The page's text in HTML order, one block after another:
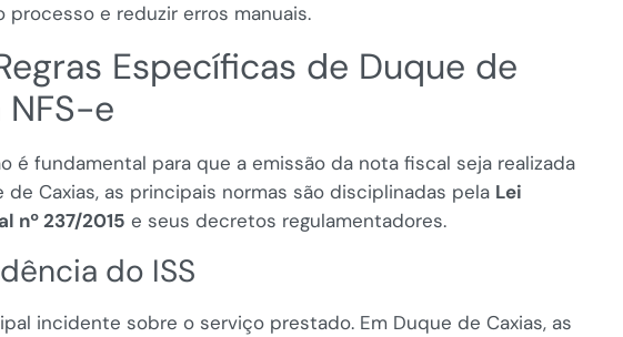
e reduzir erros manuais.
Específicas de Duque de
NFS-e
é fundamental para que a emissão da nota fiscal seja realizada
Caxias, as principais normas são disciplinadas pela Lei
nº 237/2015 e seus decretos regulamentadores.
do ISS
incidente sobre o serviço prestado. Em Duque de Caxias, as